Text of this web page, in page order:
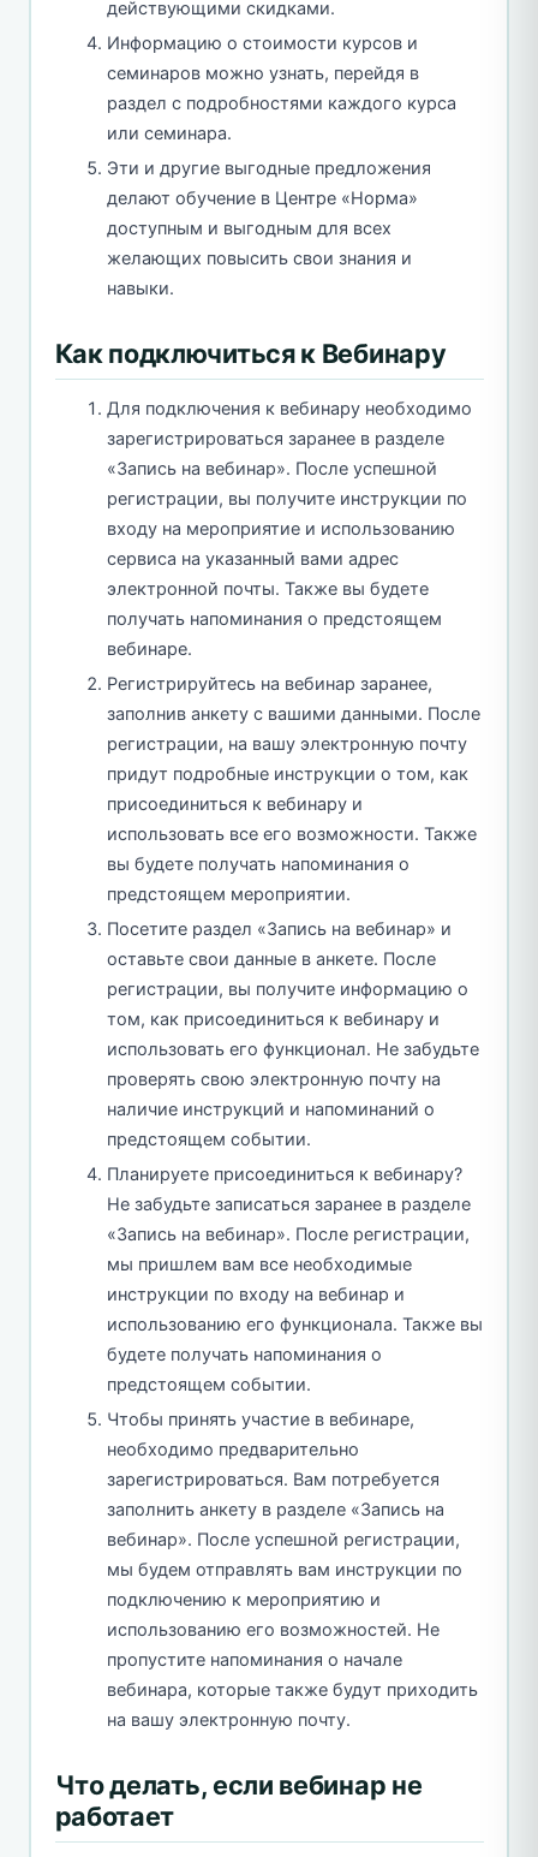
действующими скидками.
Информацию о стоимости курсов и
семинаров можно узнать, перейдя в
раздел с подробностями каждого курса
или семинара.
Эти и другие выгодные предложения
делают обучение в Центре «Норма»
доступным и выгодным для всех
желающих повысить свои знания и
навыки.
Как подключиться к Вебинару
Для подключения к вебинару необходимо
зарегистрироваться заранее в разделе
«Запись на вебинар». После успешной
регистрации, вы получите инструкции по
входу на мероприятие и использованию
сервиса на указанный вами адрес
электронной почты. Также вы будете
получать напоминания о предстоящем
вебинаре.
Регистрируйтесь на вебинар заранее,
заполнив анкету с вашими данными. После
регистрации, на вашу электронную почту
придут подробные инструкции о том, как
присоединиться к вебинару и
использовать все его возможности. Также
вы будете получать напоминания о
предстоящем мероприятии.
Посетите раздел «Запись на вебинар» и
оставьте свои данные в анкете. После
регистрации, вы получите информацию о
том, как присоединиться к вебинару и
использовать его функционал. Не забудьте
проверять свою электронную почту на
наличие инструкций и напоминаний о
предстоящем событии.
Планируете присоединиться к вебинару?
Не забудьте записаться заранее в разделе
«Запись на вебинар». После регистрации,
мы пришлем вам все необходимые
инструкции по входу на вебинар и
использованию его функционала. Также вы
будете получать напоминания о
предстоящем событии.
Чтобы принять участие в вебинаре,
необходимо предварительно
зарегистрироваться. Вам потребуется
заполнить анкету в разделе «Запись на
вебинар». После успешной регистрации,
мы будем отправлять вам инструкции по
подключению к мероприятию и
использованию его возможностей. Не
пропустите напоминания о начале
вебинара, которые также будут приходить
на вашу электронную почту.
Что делать, если вебинар не
работает